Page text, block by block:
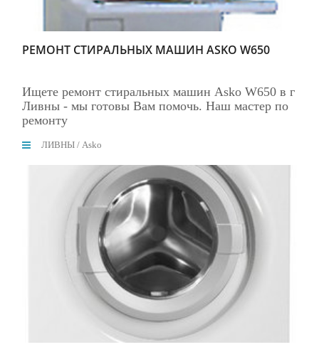
РЕМОНТ СТИРАЛЬНЫХ МАШИН ASKO W650
Ищете ремонт стиральных машин Asko W650 в г
Ливны - мы готовы Вам помочь. Наш мастер по
ремонту
ЛИВНЫ /Asko